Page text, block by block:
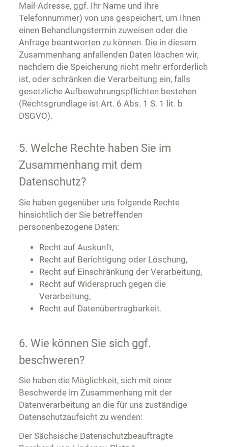
Mail-Adresse, ggf. Ihr Name und Ihre
Telefonnummer) von uns gespeichert, um Ihnen
einen Behandlungstermin zuweisen oder die
Anfrage beantworten zu können. Die in diesem
Zusammenhang anfallenden Daten löschen wir,
nachdem die Speicherung nicht mehr erforderlich
ist, oder schränken die Verarbeitung ein, falls
gesetzliche Aufbewahrungspflichten bestehen
(Rechtsgrundlage ist Art. 6 Abs. 1 S. 1 lit. b
DSGVO).
5. Welche Rechte haben Sie im
Zusammenhang mit dem
Datenschutz?
Sie haben gegenüber uns folgende Rechte
hinsichtlich der Sie betreffenden
personenbezogene Daten:
Recht auf Auskunft,
Recht auf Berichtigung oder Löschung,
Recht auf Einschränkung der Verarbeitung,
Recht auf Widerspruch gegen die
Verarbeitung,
Recht auf Datenübertragbarkeit.
6. Wie können Sie sich ggf.
beschweren?
Sie haben die Möglichkeit, sich mit einer
Beschwerde im Zusammenhang mit der
Datenverarbeitung an die für uns zuständige
Datenschutzaufsicht zu wenden:
Der Sächsische Datenschutzbeauftragte